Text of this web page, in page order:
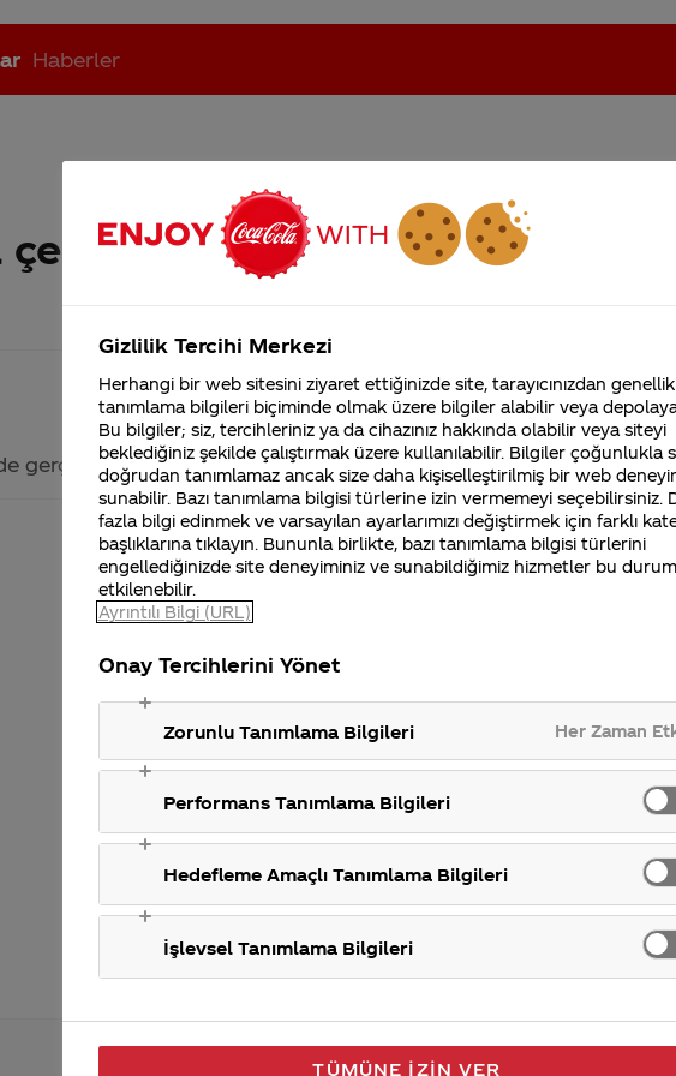
Haberler
Yani ... Coca-Cola'nın Filistin'de fabr... Coca-Cola’yı kim buldu?
ne zaman mayistaki
gerçekleştirilecektir. İlginiz için teşekkür ederiz.
Coca-Cola Şirketi
merak ettikleriniz.
Fabrikalarımız,
sertifikalarımız, faaliyet
gösterdiğimiz ülkeler,
tarihçemiz ve daha
Gizlilik Tercihi Merkezi
Herhangi bir web sitesini ziyaret ettiğinizde site, tarayıcınızdan
tanımlama bilgileri biçiminde olmak üzere bilgiler alabilir veya
Bu bilgiler; siz, tercihleriniz ya da cihazınız hakkında olabilir veya siteyi
beklediğiniz şekilde çalıştırmak üzere kullanılabilir. Bilgiler çoğunlukla
doğrudan tanımlamaz ancak size daha kişiselleştirilmiş bir web
sunabilir. Bazı tanımlama bilgisi türlerine izin vermemeyi seçebilirsiniz.
fazla bilgi edinmek ve varsayılan ayarlarımızı değiştirmek için farklı
başlıklarına tıklayın. Bununla birlikte, bazı tanımlama bilgisi türlerini
engellediğinizde site deneyiminiz ve sunabildiğimiz hizmetler bu
etkilenebilir.
Ayrıntılı Bilgi (URL)
Onay Tercihlerini Yönet
Zorunlu Tanımlama Bilgileri Her Zaman
Performans Tanımlama Bilgileri
Hedefleme Amaçlı Tanımlama Bilgileri
İşlevsel Tanımlama Bilgileri
TÜMÜNE İZIN VER